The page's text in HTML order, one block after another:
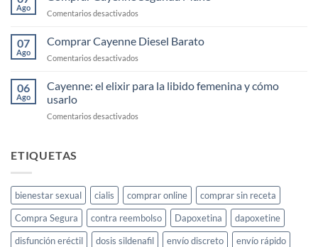
2025
Ago
Comentarios desactivados
Cayenne
Mano
07
Ago
Comprar Cayenne Diesel Barato
Comentarios desactivados
Cayenne
06
Ago
Cayenne: el elixir para la libido femenina y cómo
usarlo
Comentarios desactivados
libido
femenina
y
cómo
usarlo
ETIQUETAS
bienestar sexual cialis comprar online
comprar sin receta
Compra Segura
contra reembolso Dapoxetina
dapoxetine
disfunción eréctil
dosis sildenafil envío discreto
envío rápido